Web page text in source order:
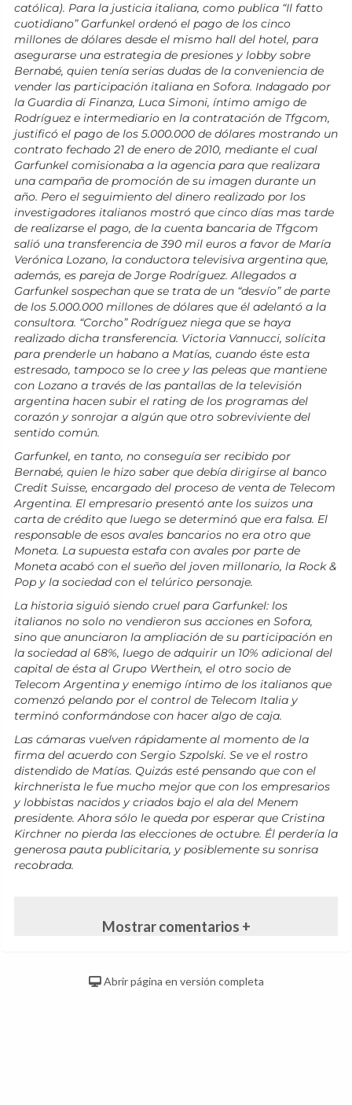
católica). Para la justicia italiana, como publica “Il fatto
cuotidiano” Garfunkel ordenó el pago de los cinco
millones de dólares desde el mismo hall del hotel, para
asegurarse una estrategia de presiones y lobby sobre
Bernabé, quien tenía serias dudas de la conveniencia de
vender las participación italiana en Sofora. Indagado por
la Guardia di Finanza, Luca Simoni, íntimo amigo de
Rodríguez e intermediario en la contratación de Tfgcom,
justificó el pago de los 5.000.000 de dólares mostrando un
contrato fechado 21 de enero de 2010, mediante el cual
Garfunkel comisionaba a la agencia para que realizara
una campaña de promoción de su imagen durante un
año. Pero el seguimiento del dinero realizado por los
investigadores italianos mostró que cinco días mas tarde
de realizarse el pago, de la cuenta bancaria de Tfgcom
salió una transferencia de 390 mil euros a favor de María
Verónica Lozano, la conductora televisiva argentina que,
además, es pareja de Jorge Rodríguez. Allegados a
Garfunkel sospechan que se trata de un “desvío” de parte
de los 5.000.000 millones de dólares que él adelantó a la
consultora. “Corcho” Rodríguez niega que se haya
realizado dicha transferencia. Victoria Vannucci, solícita
para prenderle un habano a Matías, cuando éste esta
estresado, tampoco se lo cree y las peleas que mantiene
con Lozano a través de las pantallas de la televisión
argentina hacen subir el rating de los programas del
corazón y sonrojar a algún que otro sobreviviente del
sentido común.
Garfunkel, en tanto, no conseguía ser recibido por
Bernabé, quien le hizo saber que debía dirigirse al banco
Credit Suisse, encargado del proceso de venta de Telecom
Argentina. El empresario presentó ante los suizos una
carta de crédito que luego se determinó que era falsa. El
responsable de esos avales bancarios no era otro que
Moneta. La supuesta estafa con avales por parte de
Moneta acabó con el sueño del joven millonario, la Rock &
Pop y la sociedad con el telúrico personaje.
La historia siguió siendo cruel para Garfunkel: los
italianos no solo no vendieron sus acciones en Sofora,
sino que anunciaron la ampliación de su participación en
la sociedad al 68%, luego de adquirir un 10% adicional del
capital de ésta al Grupo Werthein, el otro socio de
Telecom Argentina y enemigo íntimo de los italianos que
comenzó pelando por el control de Telecom Italia y
terminó conformándose con hacer algo de caja.
Las cámaras vuelven rápidamente al momento de la
firma del acuerdo con Sergio Szpolski. Se ve el rostro
distendido de Matías. Quizás esté pensando que con el
kirchnerista le fue mucho mejor que con los empresarios
y lobbistas nacidos y criados bajo el ala del Menem
presidente. Ahora sólo le queda por esperar que Cristina
Kirchner no pierda las elecciones de octubre. Él perdería la
generosa pauta publicitaria, y posiblemente su sonrisa
recobrada.
Mostrar comentarios +
Abrir página en versión completa